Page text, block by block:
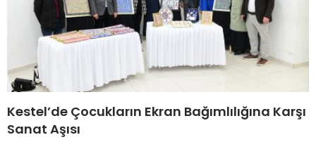
Kestel’de Çocukların Ekran Bağımlılığına Karşı
Sanat Aşısı